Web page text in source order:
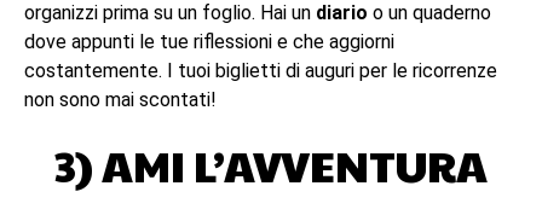
organizzi prima su un foglio. Hai un diario o un quaderno
dove appunti le tue riflessioni e che aggiorni
costantemente. I tuoi biglietti di auguri per le ricorrenze
non sono mai scontati!
3) AMI L’AVVENTURA